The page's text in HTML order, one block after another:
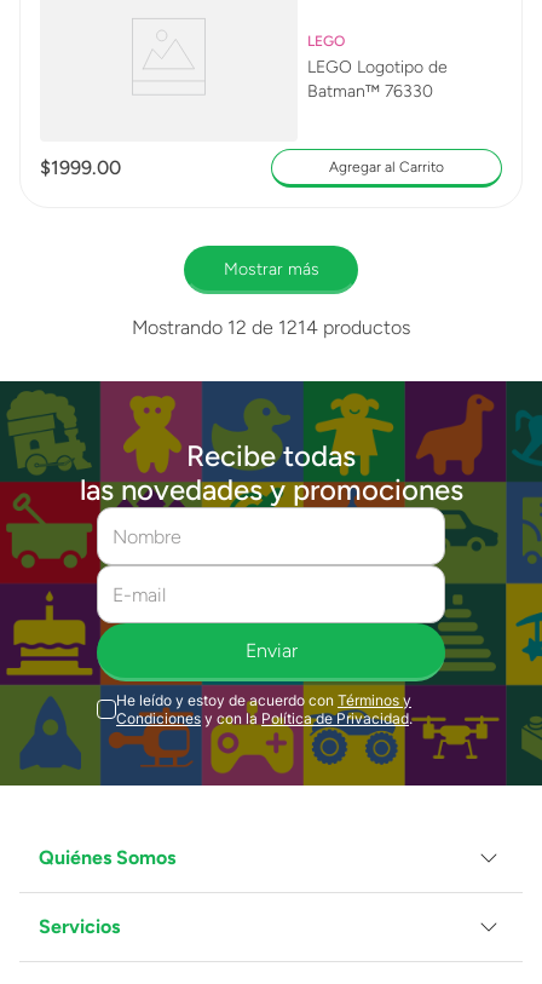
LEGO
LEGO Logotipo de
Batman™ 76330
$1999.00 Agregar al Carrito
Mostrar más
Mostrando 12 de 1214 productos
Recibe todas
las novedades y promociones
Enviar
He leído y estoy de acuerdo con Términos y
Condiciones y con la Política de Privacidad.
Quiénes Somos
Grupo Juguetron
Localiza tu tienda
Servicios